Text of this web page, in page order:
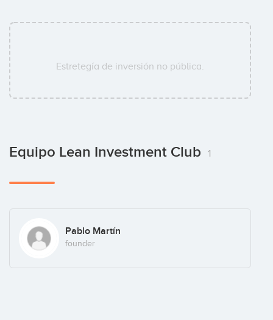
Estretegía de inversión no pública.
Equipo Lean Investment Club 1
Pablo Martín
founder